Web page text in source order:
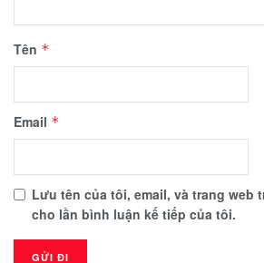
Tên *
Email *
Lưu tên của tôi, email, và trang web
cho lần bình luận kế tiếp của tôi.